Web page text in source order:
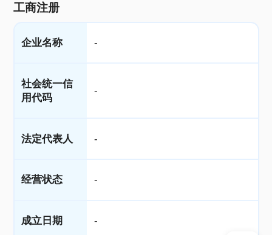
工商注册
企业名称 -
社会统一信
用代码
-
法定代表人 -
经营状态 -
成立日期 -